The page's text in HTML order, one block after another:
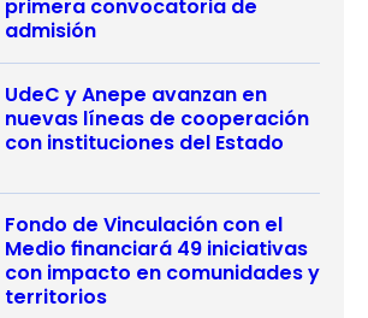
primera convocatoria de
admisión
UdeC y Anepe avanzan en
nuevas líneas de cooperación
con instituciones del Estado
Fondo de Vinculación con el
Medio financiará 49 iniciativas
con impacto en comunidades y
territorios